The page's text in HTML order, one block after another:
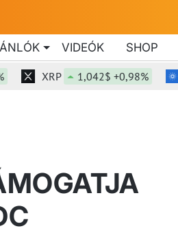
VIDEÓK SHOP
XRP 1,042$ +0,98% ADA